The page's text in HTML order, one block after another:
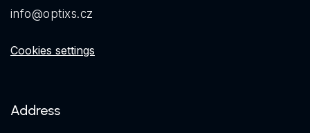
info@optixs.cz
Cookies settings
Address